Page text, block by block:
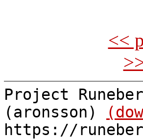
<<
Project
(aronsson)
https://